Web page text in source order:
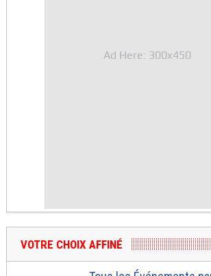
Ad Here: 300x450
VOTRE CHOIX AFFINÉ